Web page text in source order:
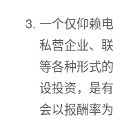
一个仅仰赖
私营企业、
等各种形式
设投资，是
会以报酬率